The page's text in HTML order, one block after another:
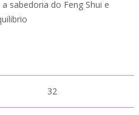
sabedoria do Feng Shui e
32